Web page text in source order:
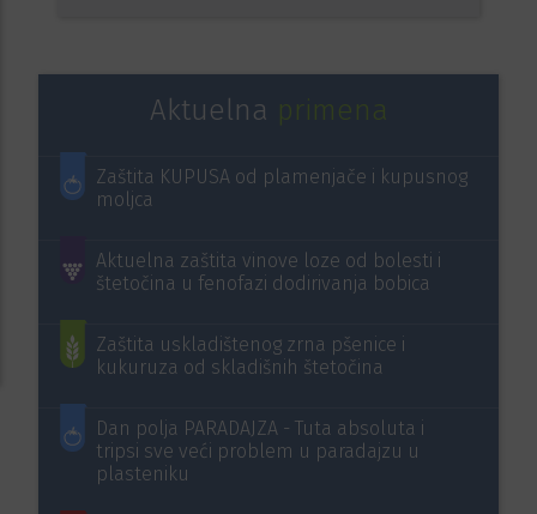
Aktuelna
Zaštita KUPUSA od plamenjače i kupusnog
moljca
Aktuelna zaštita vinove loze od bolesti i
štetočina u fenofazi dodirivanja bobica
Zaštita uskladištenog zrna pšenice i
kukuruza od skladišnih štetočina
Dan polja PARADAJZA - Tuta absoluta i
tripsi sve veći problem u paradajzu u
plasteniku